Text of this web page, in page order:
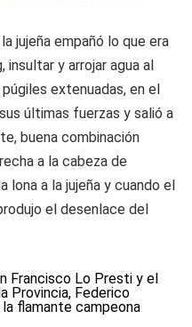
jujeña empañó lo que era
insultar y arrojar agua al
extenuadas, en el
últimas fuerzas y salió a
buena combinación
a la cabeza de
lona a la jujeña y cuando el
el desenlace del